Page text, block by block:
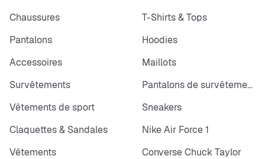
Chaussures
T-Shirts & Tops
Pantalons
Hoodies
Accessoires
Maillots
Survêtements
Pantalons de survêtements
Vêtements de sport
Sneakers
Claquettes & Sandales
Nike Air Force 1
Vêtements
Converse Chuck Taylor